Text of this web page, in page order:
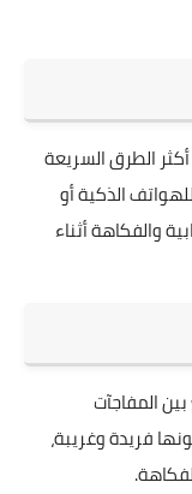
الطرق السريعة
الذكية أو
والفكاهة أثناء
المفاجآت
فريدة وغريبة،